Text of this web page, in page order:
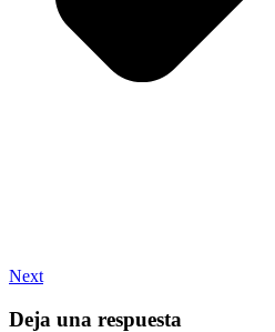
Next
Deja una respuesta